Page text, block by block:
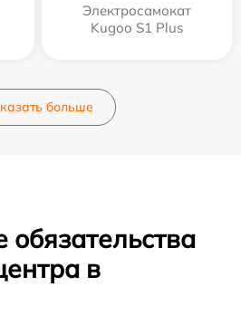
Электросамокат
Kugoo S1 Plus
больше
обязательства
в